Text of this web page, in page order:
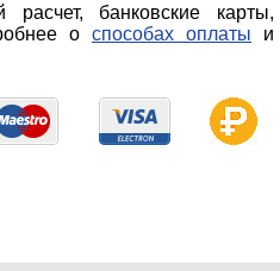
банковские карты,
о способах оплаты и